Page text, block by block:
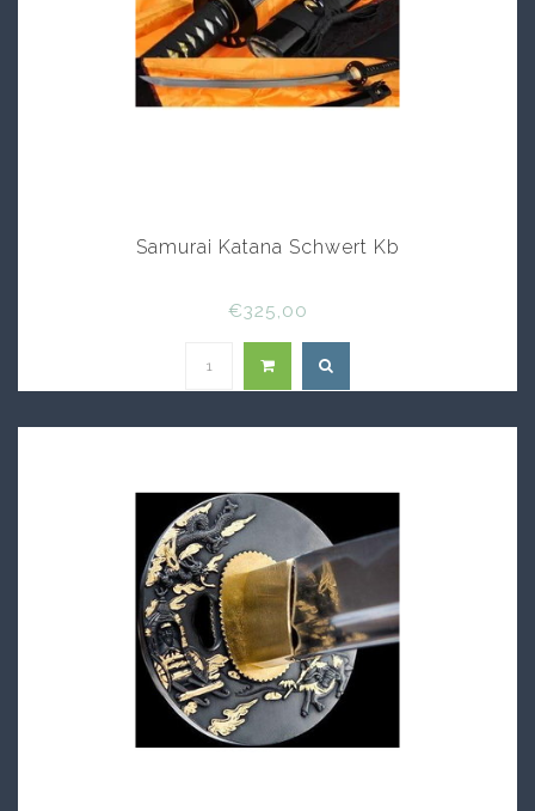
Samurai Katana Schwert Kb
€325,00